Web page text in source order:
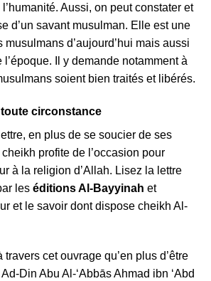
Aussi, on peut constater et
d’un savant musulman. Elle est une
d’aujourd’hui mais aussi
l’époque. Il y demande notamment à
soient bien traités et libérés.
toute circonstance
en plus de se soucier de ses
profite de l’occasion pour
à la religion d’Allah. Lisez la lettre
les éditions Al-Bayyinah et
et le savoir dont dispose cheikh Al-
cet ouvrage qu’en plus d’être
Din Abu Al-‘Abbās Ahmad ibn ‘Abd